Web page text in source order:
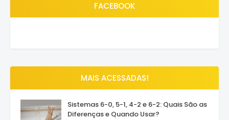
FACEBOOK
MAIS ACESSADAS!
Sistemas 6-0, 5-1, 4-2 e 6-2: Quais São as
Diferenças e Quando Usar?